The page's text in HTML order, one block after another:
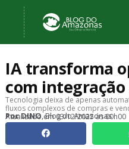
IA transforma
com
Tecnologia deixa de apenas
fluxos complexos de compras e
PorDINO, Blog do Amazonas
Atualizado em 03/12/2025 às 00h00